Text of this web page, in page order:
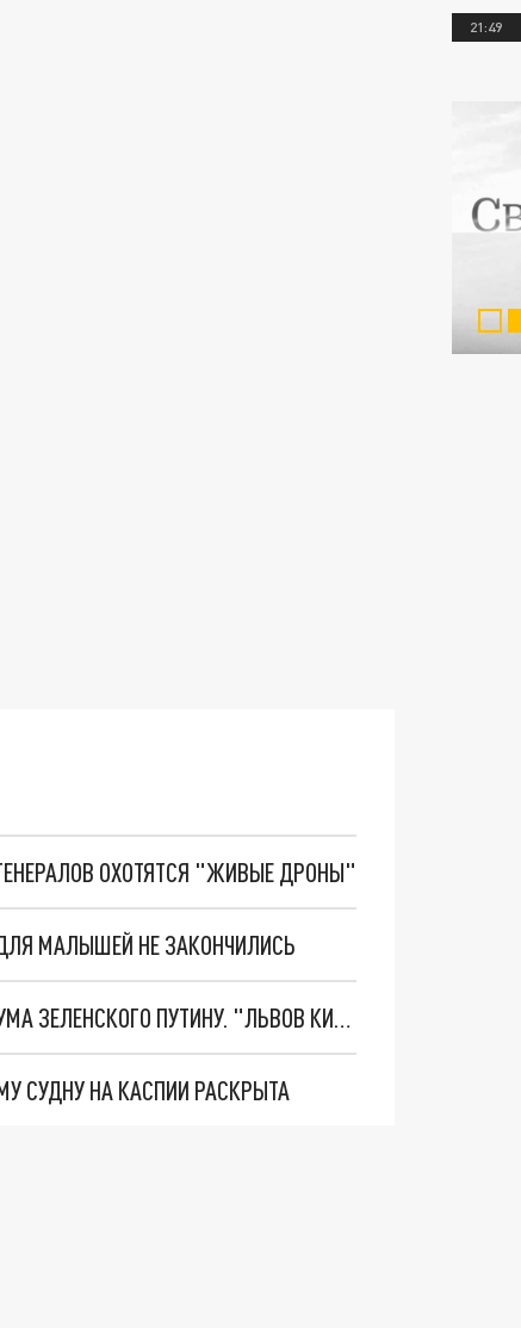
ОХОТЯТСЯ "ЖИВЫЕ ДРОНЫ"
МАЛЫШЕЙ НЕ ЗАКОНЧИЛИСЬ
НОВОЕ МАСШТАБНЕЙШЕЕ НАСТУПЛЕНИЕ. ТРИ УЛЬТИМАТУМА ЗЕЛЕНСКОГО ПУТИНУ. "ЛЬВОВ КИМА" ПОСТАВЯТ НА ПВО? ГЛОБАЛЬНЫЙ ПРОРЫВ ПОД ЗАПОРОЖЬЕМ
СУДНУ НА КАСПИИ РАСКРЫТА
21:49